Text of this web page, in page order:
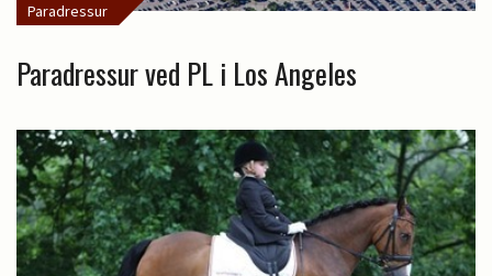
Paradressur
Paradressur ved PL i Los Angeles